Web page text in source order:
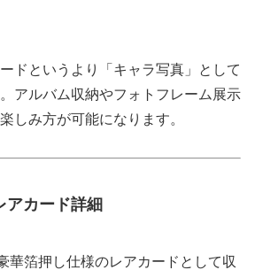
ドというより「キャラ写真」として
アルバム収納やフォトフレーム展示
しみ方が可能になります。
アカード詳細
華箔押し仕様のレアカードとして収